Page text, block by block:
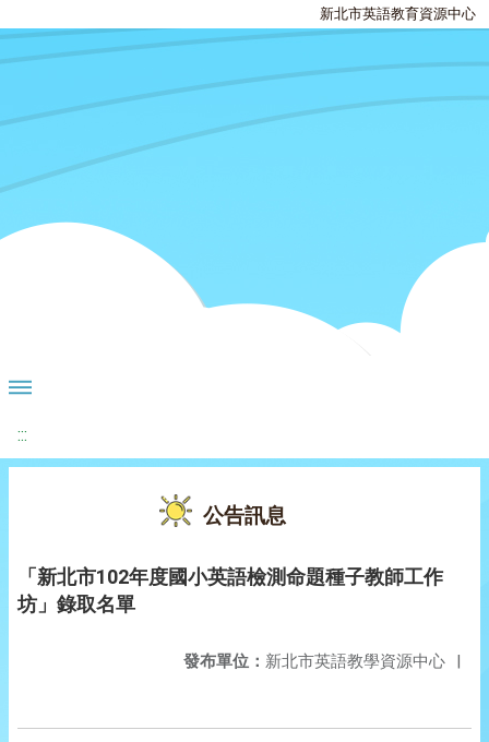
新北市英語教育資源中心
:::
公告訊息
「新北市102年度國小英語檢測命題種子教師工作
坊」錄取名單
發布單位： 新北市英語教學資源中心 |